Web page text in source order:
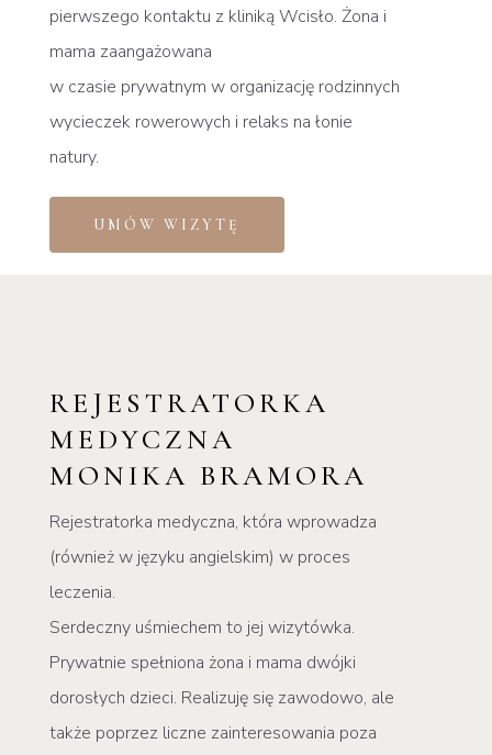
pierwszego kontaktu z kliniką Wcisło. Żona i
mama zaangażowana
w czasie prywatnym w organizację rodzinnych
wycieczek rowerowych i relaks na łonie
natury.
UMÓW WIZYTĘ
REJESTRATORKA
MEDYCZNA
MONIKA BRAMORA
Rejestratorka medyczna, która wprowadza
(również w języku angielskim) w proces
leczenia.
Serdeczny uśmiechem to jej wizytówka.
Prywatnie spełniona żona i mama dwójki
dorosłych dzieci. Realizuję się zawodowo, ale
także poprzez liczne zainteresowania poza